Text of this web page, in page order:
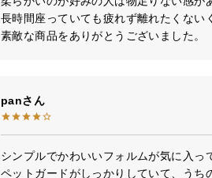
長時間座っていても疲れず離れたくない
素敵な商品をありがとうございました。
pan
シンプルでかわいいフォルムが気に入っ
ペットガードがしっかりしていて、う